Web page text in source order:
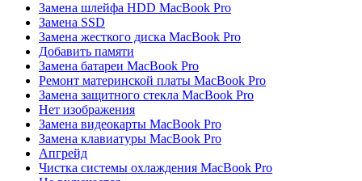
Замена шлейфа HDD MacBook Pro
Замена SSD
Замена жесткого диска MacBook Pro
Добавить памяти
Замена батареи MacBook Pro
Ремонт материнской платы MacBook Pro
Замена защитного стекла MacBook Pro
Нет изображения
Замена видеокарты MacBook Pro
Замена клавиатуры MacBook Pro
Апгрейд
Чистка системы охлаждения MacBook Pro